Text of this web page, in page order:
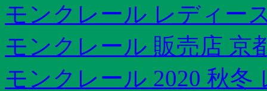
モンクレール レディー
モンクレール 販売店 京
モンクレール 2020 秋冬